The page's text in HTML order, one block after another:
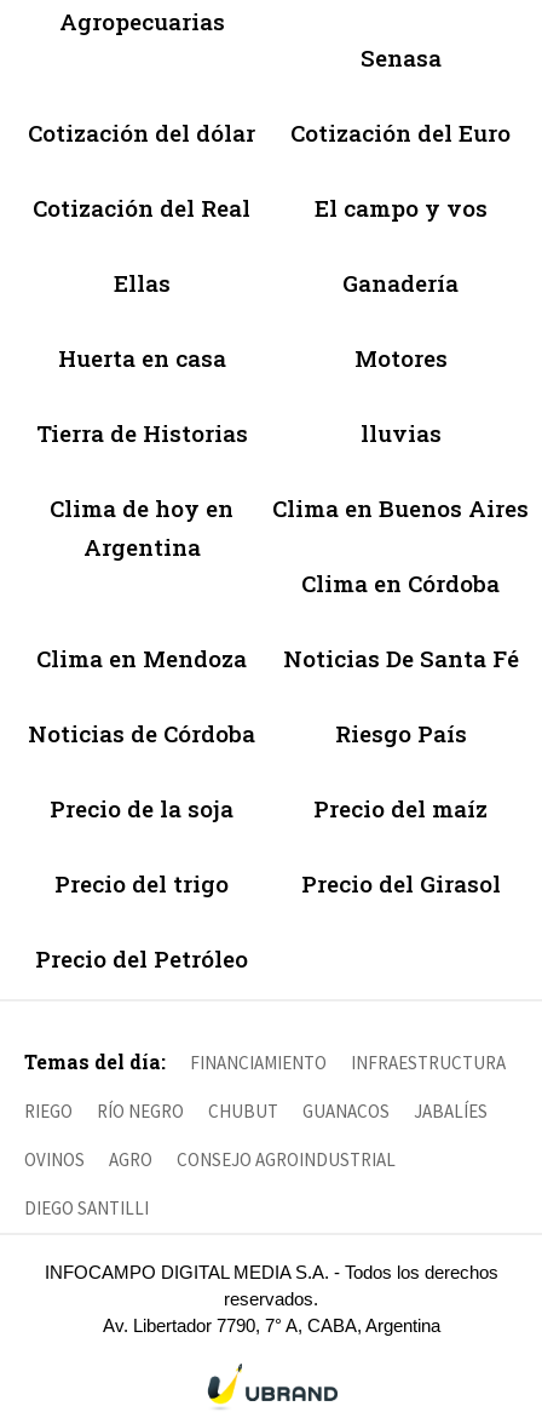
Agropecuarias
Senasa
Cotización del dólar Cotización del Euro
Cotización del Real El campo y vos
Ellas Ganadería
Huerta en casa Motores
Tierra de Historias lluvias
Clima de hoy en
Argentina
Clima en Buenos Aires
Clima en Córdoba
Clima en Mendoza Noticias De Santa Fé
Noticias de Córdoba Riesgo País
Precio de la soja Precio del maíz
Precio del trigo Precio del Girasol
Precio del Petróleo
Temas del día: FINANCIAMIENTO INFRAESTRUCTURA
RIEGO RÍO NEGRO CHUBUT GUANACOS JABALÍES
OVINOS AGRO CONSEJO AGROINDUSTRIAL
DIEGO SANTILLI
INFOCAMPO DIGITAL MEDIA S.A. - Todos los derechos
reservados.
Av. Libertador 7790, 7° A, CABA, Argentina